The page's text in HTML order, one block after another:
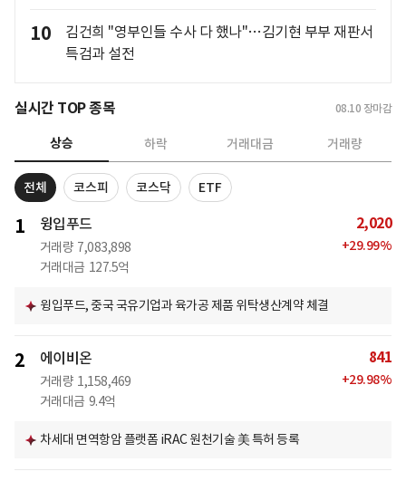
10
김건희 "영부인들 수사 다 했나"…김기현 부부 재판서
특검과 설전
실시간 TOP 종목 08.10 장마감
상승 하락 거래대금 거래량
전체 코스피 코스닥 ETF
1 윙입푸드
거래량 7,083,898
거래대금 127.5억
2,020
+29.99%
윙입푸드, 중국 국유기업과 육가공 제품 위탁생산계약 체결
2 에이비온
거래량 1,158,469
거래대금 9.4억
841
+29.98%
차세대 면역항암 플랫폼 iRAC 원천기술 美 특허 등록